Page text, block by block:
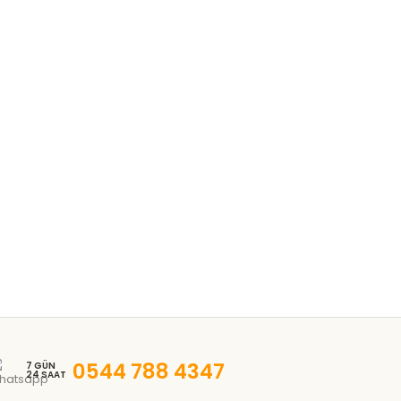
7 GÜN
24 SAAT 0544 788 4347